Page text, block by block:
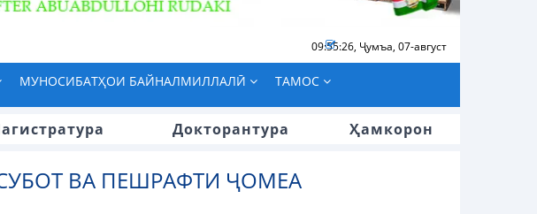
09:55:27, Ҷумъа, 07-август
МУНОСИБАТҲОИ БАЙНАЛМИЛЛАЛӢ ТАМОС
Докторантура Ҳамкорон
ВА ПЕШРАФТИ ҶОМЕА